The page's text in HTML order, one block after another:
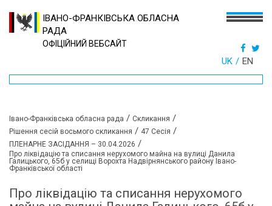
ІВАНО-ФРАНКІВСЬКА ОБЛАСНА
РАДА
ОФІЦІЙНИЙ ВЕБСАЙТ
UK EN
Івано-Франківська обласна рада / Скликання /
Рішення сесій восьмого скликання / 47 Сесія /
ПЛЕНАРНЕ ЗАСІДАННЯ – 30.04.2026 /
Про ліквідацію та списання нерухомого майна на вулиці Данила
Галицького, 65б у селищі Ворохта Надвірнянського району Івано-
Франківської області
Про ліквідацію та списання нерухомого